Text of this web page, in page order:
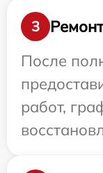
3
После
работ,